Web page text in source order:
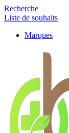
Recherche
Liste de souhaits
Marques